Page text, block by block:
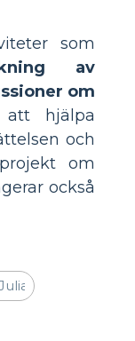
som
av
om
hjälpa
och
om
också